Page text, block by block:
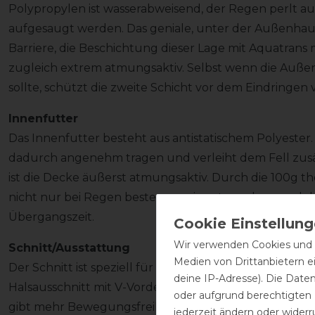
Polypropylen ist wasserabweisend, der Regen perlt
aufgesaugt werden. Das geniale, unter der
Barriere, die Beschichtung dieser Lage mit Aquatrans
zugleich extrem atmungsaktiv. Selbst wenn die
sollte, schützt die zweite Schicht vor dem Eindringen
Innenfutter
Das Innenfutter besteht aus antistatischem
dadurch angenehm tragen und verleiht dem Fell
ist die Decke äußerst atmungsaktiv. Durch die 100g
nicht nur bei Regen bestens geeignet, sondern
Übergangszeit.
Schnitt/Ausstattung
Der Schnitt ist speziell für kleinere Pferderassen und
Halsausschnitt mit V-Vorderverschluss-System,
gibt mehr Bewegungsfreiheit am Hals beim Grasen.
Wir verwenden Cookies
Medien von Drittanbietern
deine IP-Adresse). Die
oder aufgrund berechtigten
jederzeit ändern oder